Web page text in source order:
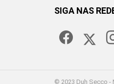
SIGA NAS
© 2023 Duh Secco -